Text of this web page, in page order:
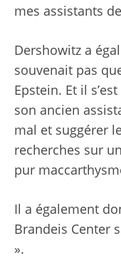
mes assistants
Dershowitz a
souvenait pas
Epstein. Et il
son ancien
mal et suggérer
recherches sur
pur
Il a également
Brandeis Center
».